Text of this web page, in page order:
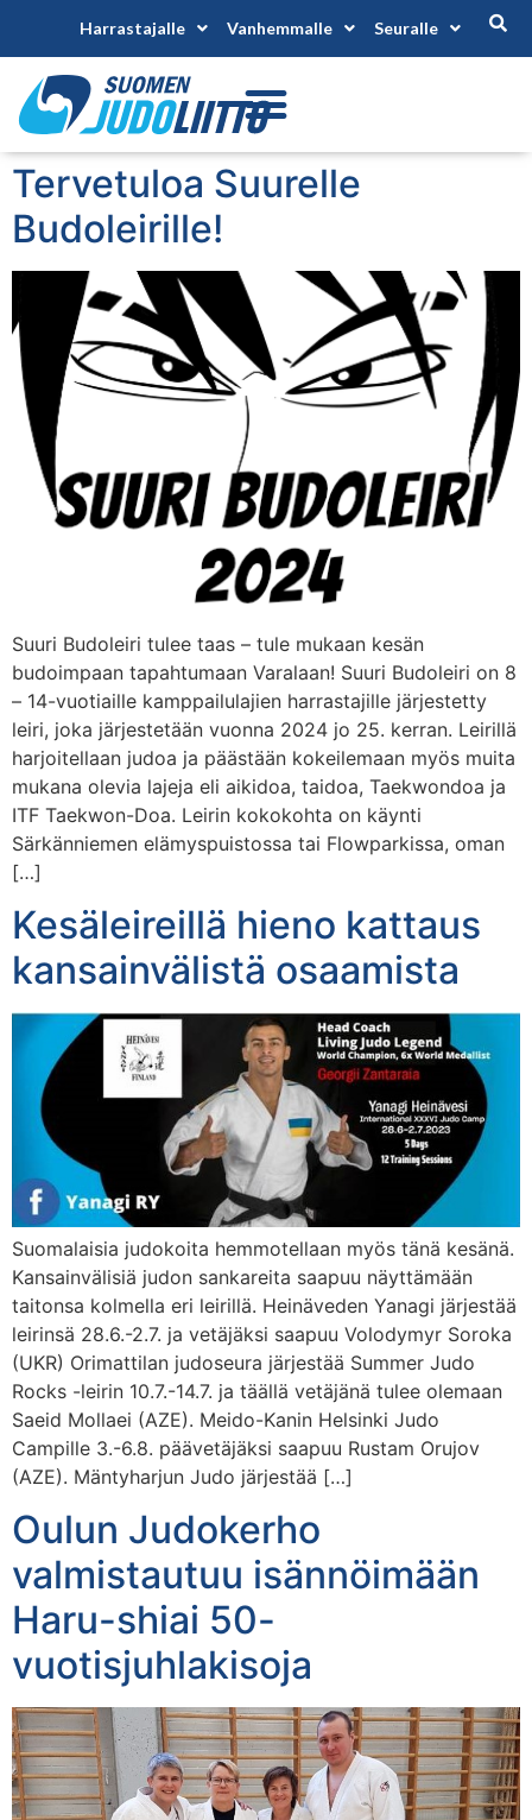
Harrastajalle Vanhemmalle Seuralle
Tervetuloa Suurelle
Budoleirille!
Suuri Budoleiri tulee taas – tule mukaan kesän
budoimpaan tapahtumaan Varalaan! Suuri Budoleiri on 8
– 14-vuotiaille kamppailulajien harrastajille järjestetty
leiri, joka järjestetään vuonna 2024 jo 25. kerran. Leirillä
harjoitellaan judoa ja päästään kokeilemaan myös muita
mukana olevia lajeja eli aikidoa, taidoa, Taekwondoa ja
ITF Taekwon-Doa. Leirin kokokohta on käynti
Särkänniemen elämyspuistossa tai Flowparkissa, oman
[…]
Kesäleireillä hieno kattaus
kansainvälistä osaamista
Suomalaisia judokoita hemmotellaan myös tänä kesänä.
Kansainvälisiä judon sankareita saapuu näyttämään
taitonsa kolmella eri leirillä. Heinäveden Yanagi järjestää
leirinsä 28.6.-2.7. ja vetäjäksi saapuu Volodymyr Soroka
(UKR) Orimattilan judoseura järjestää Summer Judo
Rocks -leirin 10.7.-14.7. ja täällä vetäjänä tulee olemaan
Saeid Mollaei (AZE). Meido-Kanin Helsinki Judo
Campille 3.-6.8. päävetäjäksi saapuu Rustam Orujov
(AZE). Mäntyharjun Judo järjestää […]
Oulun Judokerho
valmistautuu isännöimään
Haru-shiai 50-
vuotisjuhlakisoja